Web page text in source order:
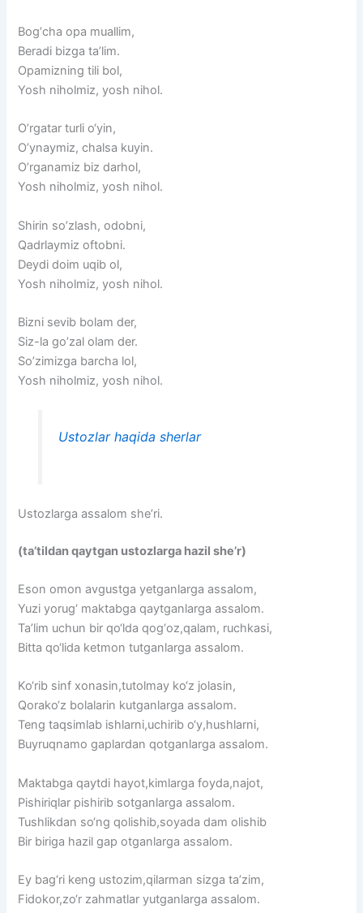
Bogʼcha opa muallim,
Beradi bizga taʼlim.
Opamizning tili bol,
Yosh niholmiz, yosh nihol.
Oʼrgatar turli o‘yin,
Oʼynaymiz, chalsa kuyin.
Oʼrganamiz biz darhol,
Yosh niholmiz, yosh nihol.
Shirin soʼzlash, odobni,
Qadrlaymiz oftobni.
Deydi doim uqib ol,
Yosh niholmiz, yosh nihol.
Bizni sevib bolam der,
Siz-la goʼzal olam der.
Soʼzimizga barcha lol,
Yosh niholmiz, yosh nihol.
Ustozlar haqida sherlar
Ustozlarga assalom she’ri.
(ta’tildan qaytgan ustozlarga hazil she’r)
Eson omon avgustga yetganlarga assalom,
Yuzi yorug‘ maktabga qaytganlarga assalom.
Ta’lim uchun bir qo‘lda qog‘oz,qalam, ruchkasi,
Bitta qo‘lida ketmon tutganlarga assalom.
Ko‘rib sinf xonasin,tutolmay ko‘z jolasin,
Qorako‘z bolalarin kutganlarga assalom.
Teng taqsimlab ishlarni,uchirib o‘y,hushlarni,
Buyruqnamo gaplardan qotganlarga assalom.
Maktabga qaytdi hayot,kimlarga foyda,najot,
Pishiriqlar pishirib sotganlarga assalom.
Tushlikdan so‘ng qolishib,soyada dam olishib
Bir biriga hazil gap otganlarga assalom.
Ey bag‘ri keng ustozim,qilarman sizga ta’zim,
Fidokor,zo‘r zahmatlar yutganlarga assalom.